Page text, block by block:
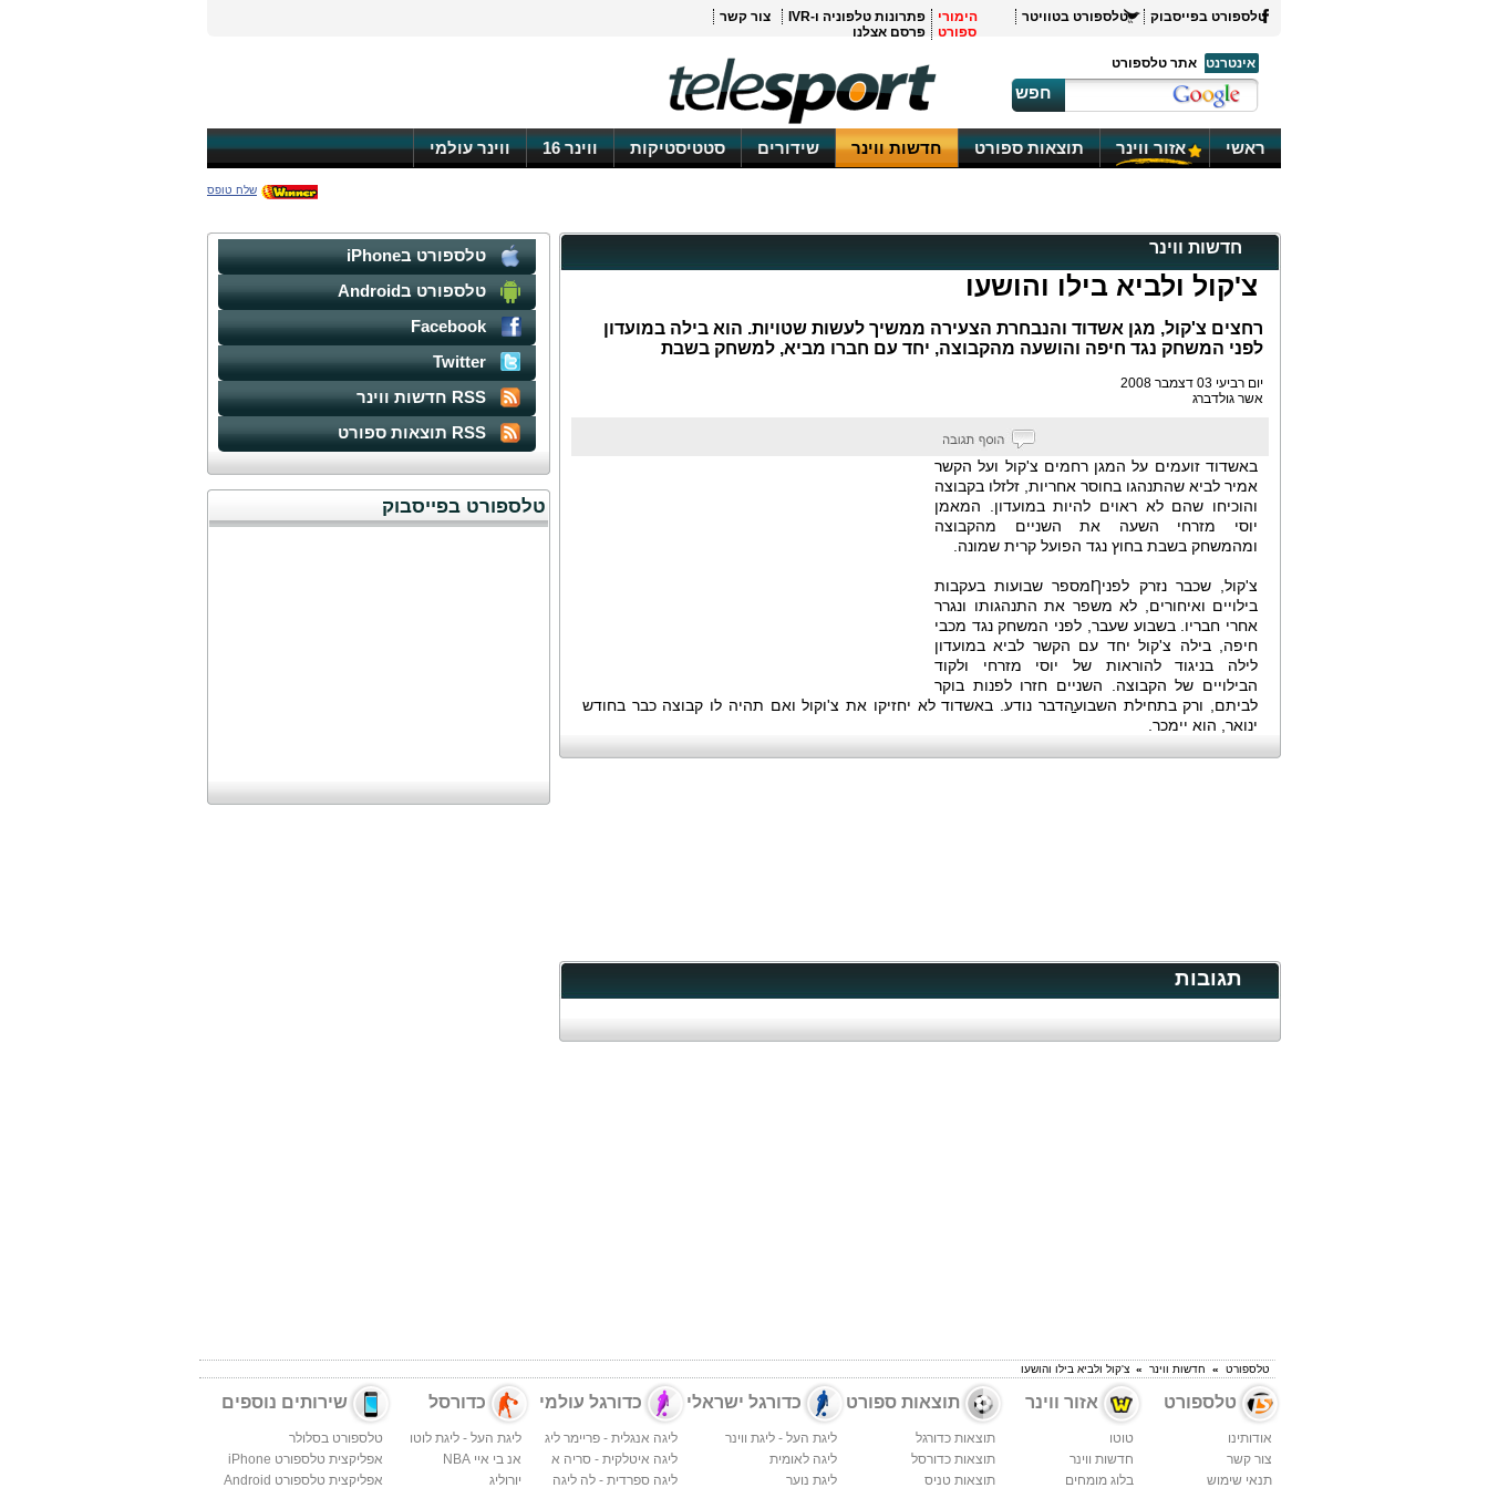
טלספורט בפייסבוק טלספורט בטוויטר
הימורי
ספורט
פתרונות טלפוניה ו-IVR
צור קשר
פרסם אצלנו
אינטרנט
אתר טלספורט
חפש
ראשי אזור ווינר תוצאות ספורט חדשות ווינר שידורים סטטיסטיקות ווינר 16 ווינר עולמי
שלח טופס
חדשות ווינר
צ'קול ולביא בילו והושעו
רחצים צ'קול, מגן אשדוד והנבחרת הצעירה ממשיך לעשות שטויות. הוא בילה במועדון
לפני המשחק נגד חיפה והושעה מהקבוצה, יחד עם חברו מביא, למשחק בשבת
יום רביעי 03 דצמבר 2008
אשר גולדברג
באשדוד זועמים על המגן רחמים צ'קול ועל הקשר
אמיר לביא שהתנהגו בחוסר אחריות, זלזלו בקבוצה
והוכיחו שהם לא ראוים להיות במועדון. המאמן
יוסי מזרחי השעה את השניים מהקבוצה
ומהמשחק בשבת בחוץ נגד הפועל קרית שמונה.
צ'קול, שכבר נזרק לפניȠמספר שבועות בעקבות
בילויים ואיחורים, לא משפר את התנהגותו ונגרר
אחרי חבריו. בשבוע שעבר, לפני המשחק נגד מכבי
חיפה, בילה צ'קול יחד עם הקשר לביא במועדון
לילה בניגוד להוראות של יוסי מזרחי ולקוד
הבילויים של הקבוצה. השניים חזרו לפנות בוקר
לביתם, ורק בתחילת השבוע̠הדבר נודע. באשדוד לא יחזיקו את צ'וקול ואם תהיה לו קבוצה כבר בחודש
ינואר, הוא יימכר.
תגובות
טלספורט בiPhone
טלספורט בAndroid
Facebook
Twitter
RSS חדשות ווינר
RSS תוצאות ספורט
טלספורט בפייסבוק
טלספורט » חדשות ווינר » צ'קול ולביא בילו והושעו
טלספורט
אודותינו
צור קשר
תנאי שימוש
אזור ווינר
טוטו
חדשות ווינר
בלוג מומחים
תוצאות ספורט
תוצאות כדורגל
תוצאות כדורסל
תוצאות טניס
כדורגל ישראלי
ליגת העל - ליגת ווינר
ליגה לאומית
ליגת נוער
כדורגל עולמי
ליגה אנגלית - פריימר ליג
ליגה איטלקית - סריה א
ליגה ספרדית - לה ליגה
כדורסל
ליגת העל - ליגת לוטו
אנ בי איי NBA
יורוליג
שירותים נוספים
טלספורט בסלולר
אפליקצית טלספורט iPhone
אפליקצית טלספורט Android